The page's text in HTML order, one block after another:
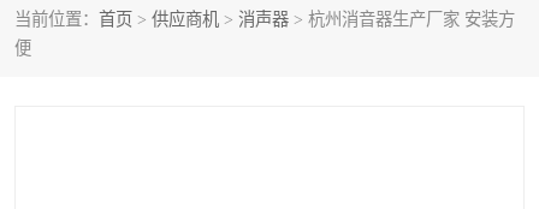
当前位置： 首页 > 供应商机 > 消声器 > 杭州消音器生产厂家 安装方
便